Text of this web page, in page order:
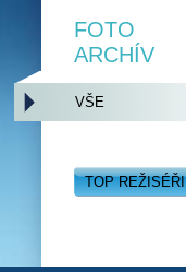
FOTO
ARCHÍV
VŠE
TOP REŽISÉŘI